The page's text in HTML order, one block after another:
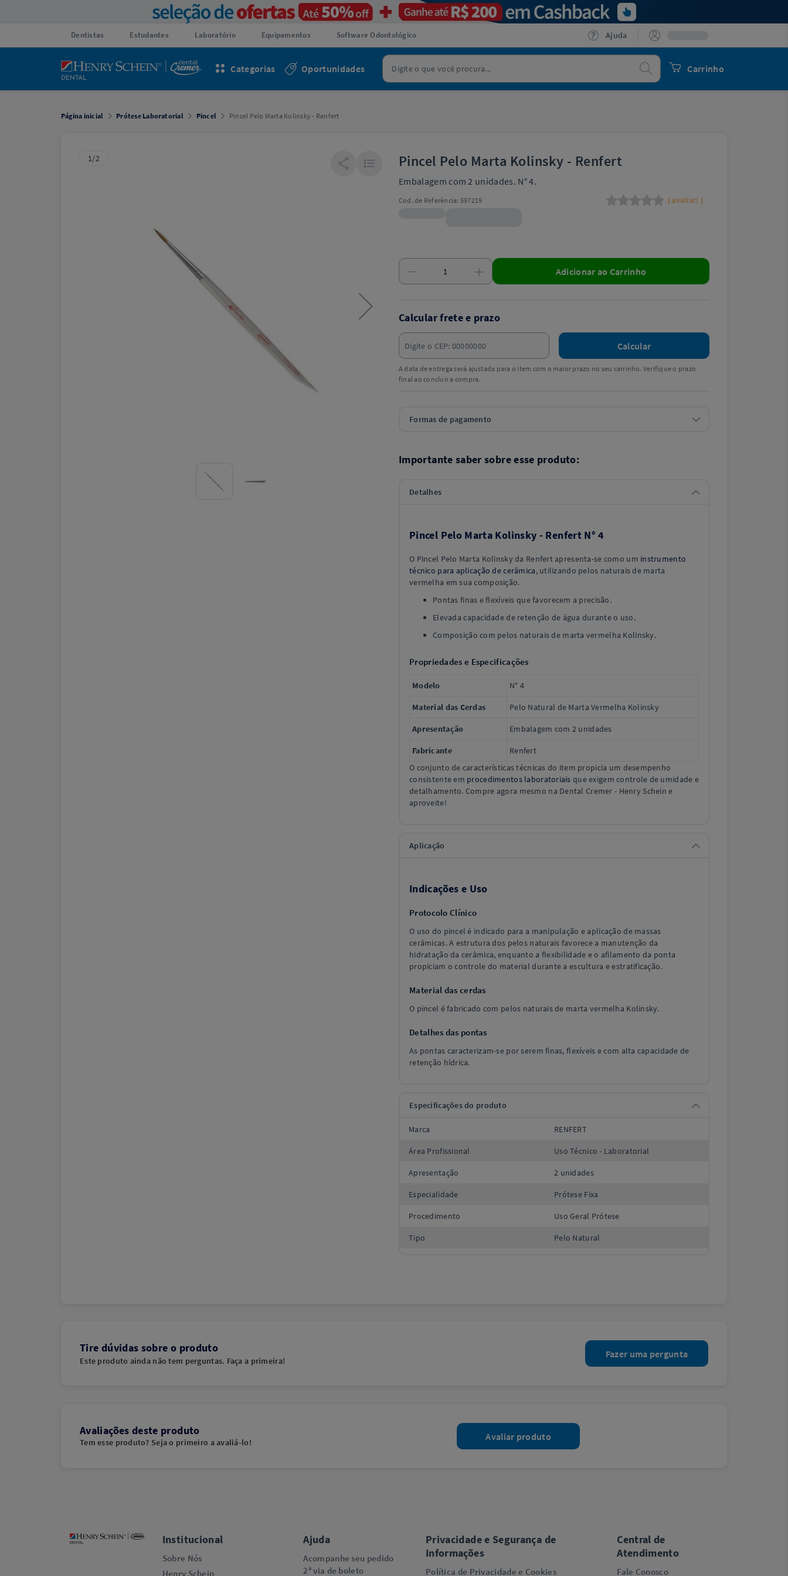
Dentistas Estudantes Laboratório Equipamentos Software Odontológico Ajuda
Carrinho
Procurar
Oportunidades
Categorias
Página inicial Prótese Laboratorial Pincel Pincel Pelo Marta Kolinsky - Renfert
1/2 Pincel Pelo Marta Kolinsky - Renfert
Embalagem com 2 unidades. N° 4.
Cod. de Referência: 597219 ( avaliar! )
Adicionar ao Carrinho
Calcular frete e prazo
Calcular
A data de entrega será ajustada para o item com o maior prazo no seu carrinho. Verifique o prazo
final ao concluir a compra.
Formas de pagamento
Importante saber sobre esse produto:
Detalhes
Pincel Pelo Marta Kolinsky - Renfert N° 4
O Pincel Pelo Marta Kolinsky da Renfert apresenta-se como um instrumento
técnico para aplicação de cerâmica, utilizando pelos naturais de marta
vermelha em sua composição.
Pontas finas e flexíveis que favorecem a precisão.
Elevada capacidade de retenção de água durante o uso.
Composição com pelos naturais de marta vermelha Kolinsky.
Propriedades e Especificações
Modelo N° 4
Material das Cerdas Pelo Natural de Marta Vermelha Kolinsky
Apresentação Embalagem com 2 unidades
Fabricante
Renfert
O conjunto de características técnicas do item propicia um desempenho
consistente em procedimentos laboratoriais que exigem controle de umidade e
detalhamento. Compre agora mesmo na Dental Cremer - Henry Schein e
aproveite!
Aplicação
Indicações e Uso
Protocolo Clínico
O uso do pincel é indicado para a manipulação e aplicação de massas
cerâmicas. A estrutura dos pelos naturais favorece a manutenção da
hidratação da cerâmica, enquanto a flexibilidade e o afilamento da ponta
propiciam o controle do material durante a escultura e estratificação.
Material das cerdas
O pincel é fabricado com pelos naturais de marta vermelha Kolinsky.
Detalhes das pontas
As pontas caracterizam-se por serem finas, flexíveis e com alta capacidade de
retenção hídrica.
Especificações do produto
Marca RENFERT
Área Profissional Uso Técnico - Laboratorial
Apresentação 2 unidades
Especialidade Prótese Fixa
Procedimento Uso Geral Prótese
Tipo Pelo Natural
Tire dúvidas sobre o produto
Este produto ainda não tem perguntas. Faça a primeira!
Fazer uma pergunta
Avaliações deste produto
Tem esse produto? Seja o primeiro a avaliá-lo!
Avaliar produto
Institucional
Sobre Nós
Henry Schein
Ajuda
Acompanhe seu pedido
2ª via de boleto
Privacidade e Segurança de
Informações
Política de Privacidade e Cookies
Central de
Atendimento
Fale Conosco